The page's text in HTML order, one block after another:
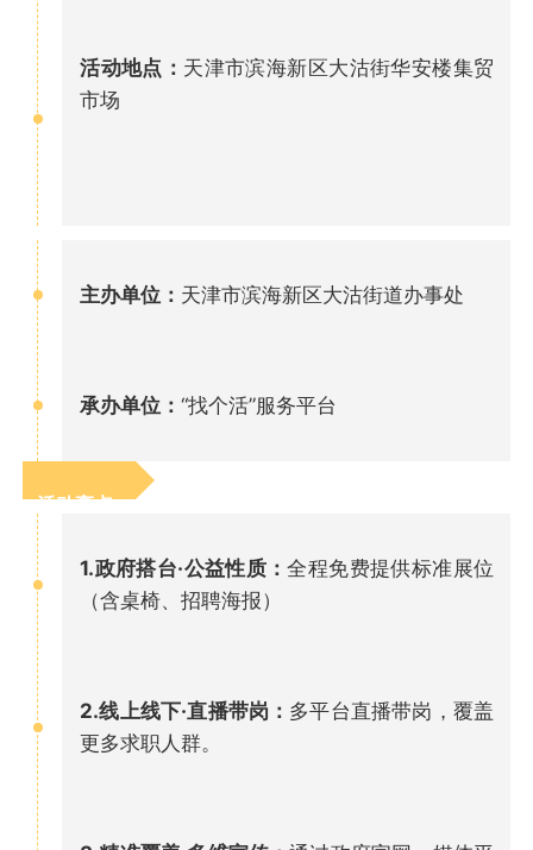
活动地点： 天津市滨海新区大沽街华安楼集贸
市场
主办单位： 天津市滨海新区大沽街道办事处
承办单位：“找个活”服务平台
活动亮点：
1.政府搭台·公益性质：全程免费提供标准展位
（含桌椅、招聘海报）
2.线上线下·直播带岗： 多平台直播带岗，覆盖
更多求职人群。